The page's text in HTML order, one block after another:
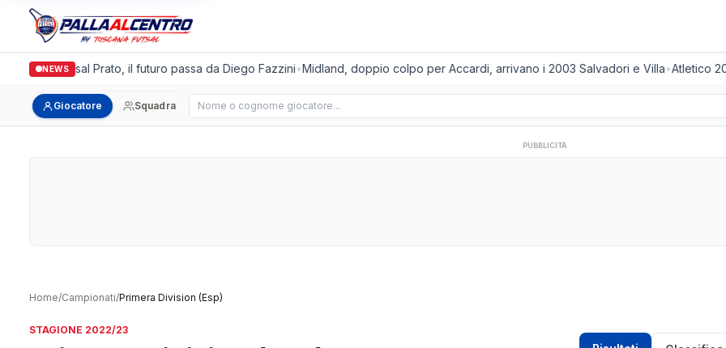
NEWS
Futsal Prato, il futuro passa da Diego Fazzini•Midland, doppio colpo per Accardi, arrivano i 2003 Salvadori e Villa•Atletico
Giocatore Squadra Cerca giocatore
PUBBLICITÀ
Home/Campionati/Primera Division (Esp)
STAGIONE 2022/23